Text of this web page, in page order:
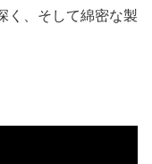
く、そして綿密な製